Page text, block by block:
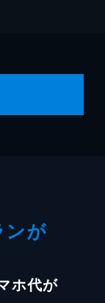
ンが
ホ代が